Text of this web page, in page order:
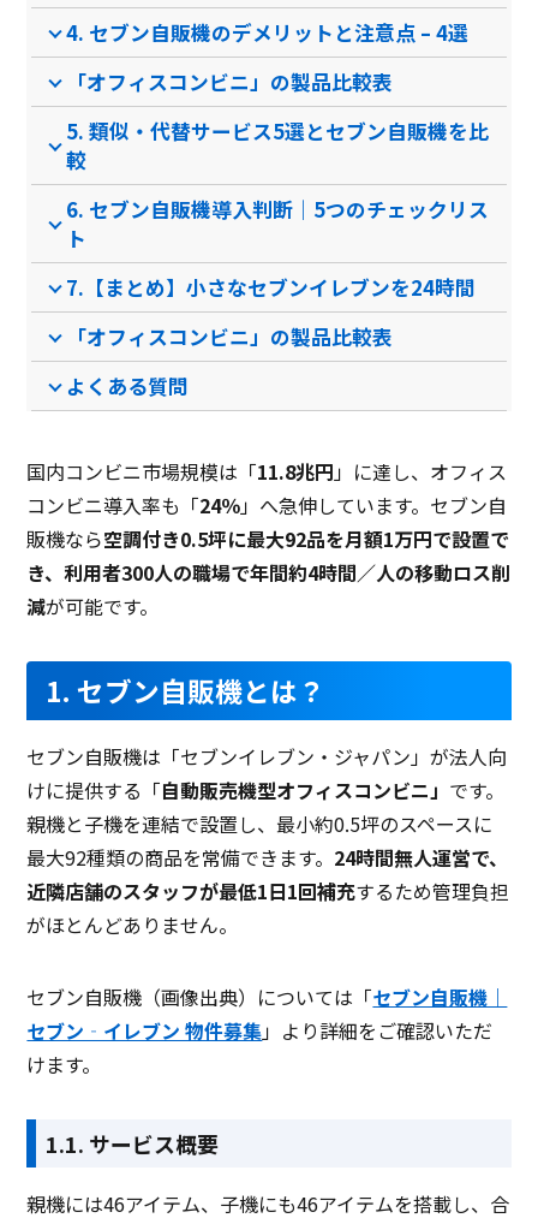
ソフト種別
サポート
資料ダウンロード
クラウド型ソフト
ンブラウザ
電話 / メール / チャット
/
なし
電話 / メール / チャット
/
/
4. セブン自販機のデメリットと注意点 – 4選
「オフィスコンビニ」の製品比較表
5. 類似・代替サービス5選とセブン自販機を比
較
6. セブン自販機導入判断｜5つのチェックリス
ト
7.【まとめ】小さなセブンイレブンを24時間
「オフィスコンビニ」の製品比較表
よくある質問
国内コンビニ市場規模は「11.8兆円」に達し、オフィス
コンビニ導入率も「24％」へ急伸しています。セブン自
販機なら空調付き0.5坪に最大92品を月額1万円で設置で
き、利用者300人の職場で年間約4時間／人の移動ロス削
減が可能です。
1. セブン自販機とは？
セブン自販機は「セブンイレブン・ジャパン」が法人向
けに提供する「自動販売機型オフィスコンビニ」 です。
親機と子機を連結で設置し、最小約0.5坪のスペースに
最大92種類の商品を常備できます。 24時間無人運営で、
近隣店舗のスタッフが最低1日1回補充するため管理負担
がほとんどありません。
セブン自販機（画像出典）については「セブン自販機｜
セブン‐イレブン 物件募集」より詳細をご確認いただ
けます。
1.1. サービス概要
親機には46アイテム、子機にも46アイテムを搭載し、合